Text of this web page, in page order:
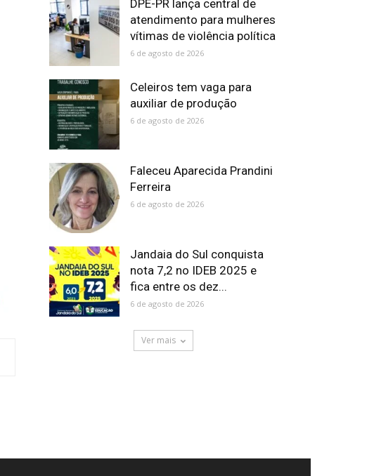
DPE-PR lança central de
atendimento para mulheres
vítimas de violência política
6 de agosto de 2026
Celeiros tem vaga para
auxiliar de produção
6 de agosto de 2026
Faleceu Aparecida Prandini
Ferreira
6 de agosto de 2026
Jandaia do Sul conquista
nota 7,2 no IDEB 2025 e
fica entre os dez...
6 de agosto de 2026
Ver mais